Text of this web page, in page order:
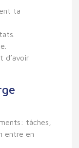
ta
d’avoir
tâches,
entre en